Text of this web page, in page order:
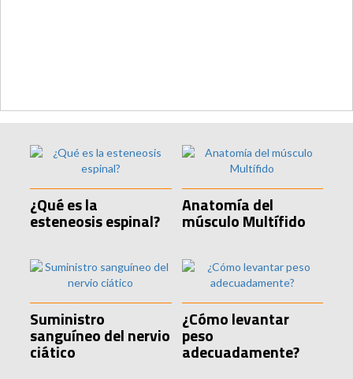
¿Qué es la
esteneosis espinal?
Anatomía del
músculo Multífido
Suministro
sanguíneo del nervio
ciático
¿Cómo levantar
peso
adecuadamente?